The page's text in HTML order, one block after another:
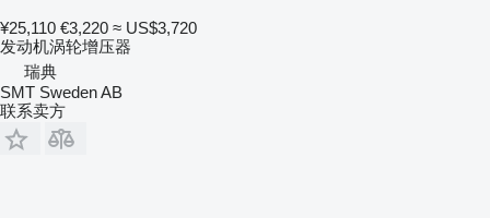
¥25,110 €3,220 ≈ US$3,720
发动机涡轮增压器
瑞典
SMT Sweden AB
联系卖方